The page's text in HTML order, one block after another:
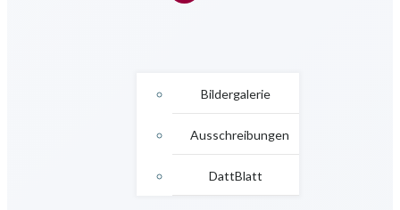
Bildergalerie
Ausschreibungen
DattBlatt